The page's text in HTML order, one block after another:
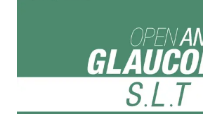
compresas frías, retiro de
importantes para apoyar una
segura y el mejor resultado